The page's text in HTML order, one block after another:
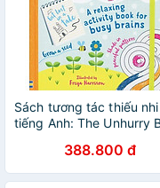
Sách tương tác thiếu nhi
tiếng Anh: The Unhurry
388.800 đ